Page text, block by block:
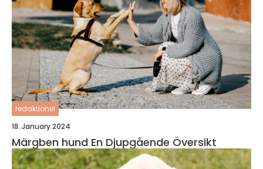
redaktionel
18. January 2024
Märgben hund En Djupgående Översikt